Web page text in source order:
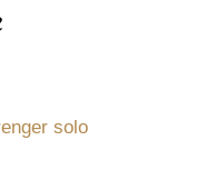
solo